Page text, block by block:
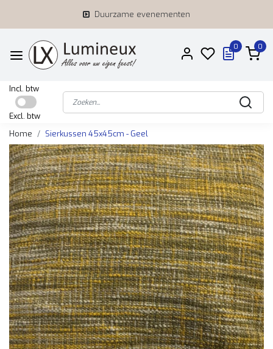
Duurzame evenementen
0 0
Incl. btw
Excl. btw
Home
Sierkussen 45x45cm - Geel